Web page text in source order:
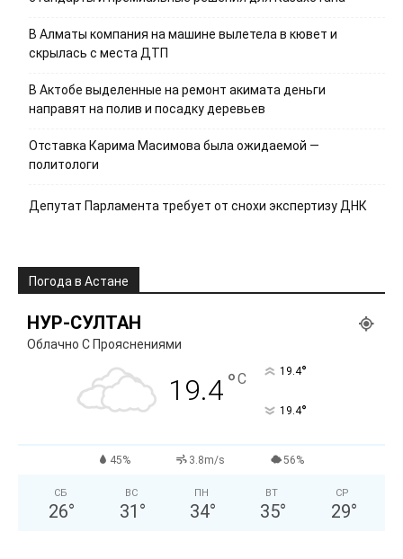
В Алматы компания на машине вылетела в кювет и
скрылась с места ДТП
В Актобе выделенные на ремонт акимата деньги
направят на полив и посадку деревьев
Отставка Карима Масимова была ожидаемой —
политологи
Депутат Парламента требует от снохи экспертизу ДНК
Погода в Астане
НУР-СУЛТАН
Облачно С Прояснениями
19.4°C 19.4°
19.4°
45% 3.8m/s 56%
СБ
26°
ВС
31 °
ПН
34°
ВТ
35°
СР
29°